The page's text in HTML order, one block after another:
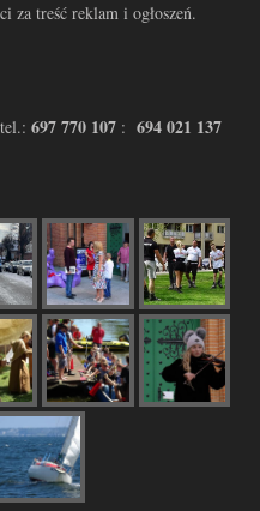
za treść reklam i ogłoszeń.
697 770 107 : 694 021 137